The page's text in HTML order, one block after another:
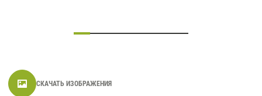
СКАЧАТЬ ИЗОБРАЖЕНИЯ